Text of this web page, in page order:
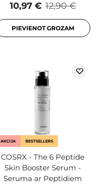
12,90 €
10,97 €
PIEVIENOT GROZAM
AKCIJA BESTSELLERS
COSRX - The 6 Peptide
Skin Booster Serum -
Seruma ar Peptīdiem